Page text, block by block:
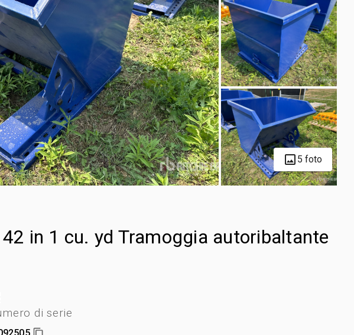
5 foto
in 1 cu. yd Tramoggia autoribaltante
di serie